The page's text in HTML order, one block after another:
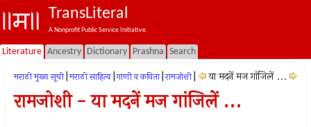
TransLiteral
A Nonprofit Public Service Initiative.
Literature Ancestry Dictionary Prashna Search
मराठी मुख्य सूची मराठी साहित्य गाणी व कविता रामजोशी या मदनें मज गांजिलें ...
रामजोशी - या मदनें मज गांजिलें ...